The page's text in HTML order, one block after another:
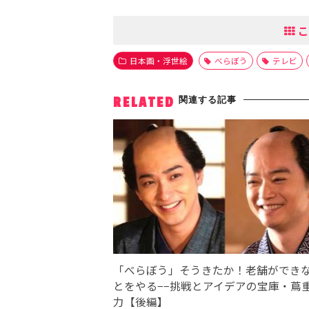
日本画・浮世絵 べらぼう テレビ
RELATED 関連する記事
「べらぼう」そうきたか！老舗ができ
とをやる−−挑戦とアイデアの宝庫・蔦
力【後編】